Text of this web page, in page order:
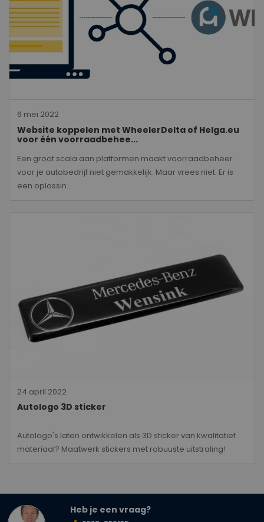
6 mei 2022
Website koppelen met WheelerDelta of Helga.eu
voor één voorraadbehee...
Een groot scala aan platformen maakt voorraadbeheer
voor je autobedrijf niet gemakkelijk. Maar vrees niet. Er is
een oplossin...
24 april 2022
Autologo 3D sticker
Autologo's laten ontwikkelen als 3D sticker van kwalitatief
materiaal? Maatwerk stickers met robuuste uitstraling!
Heb je een vraag?